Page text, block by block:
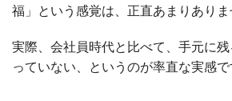
福」という感覚は、正直あまりありま
実際、会社員時代と比べて、手元に
っていない、というのが率直な実感で